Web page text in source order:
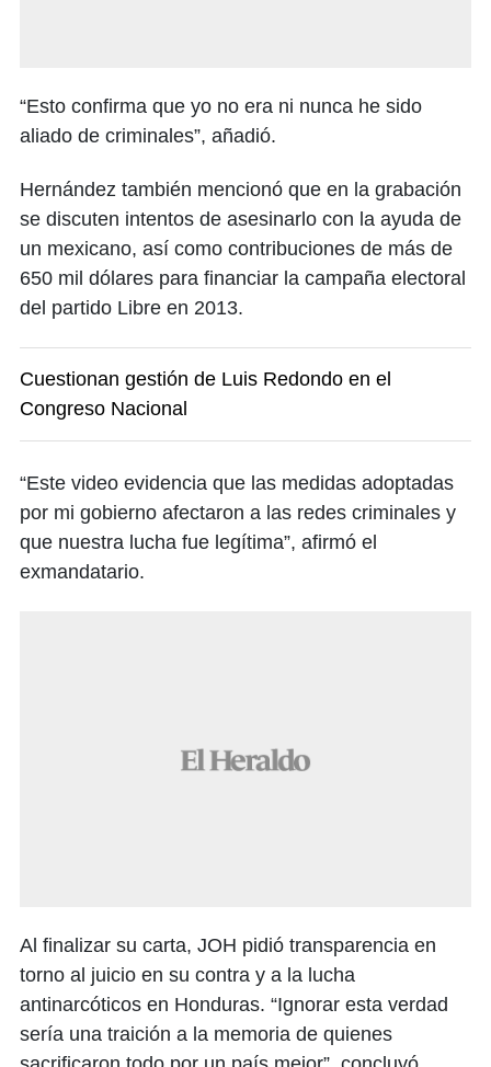
“Esto confirma que yo no era ni nunca he sido
aliado de criminales”, añadió.
Hernández también mencionó que en la grabación
se discuten intentos de asesinarlo con la ayuda de
un mexicano, así como contribuciones de más de
650 mil dólares para financiar la campaña electoral
del partido Libre en 2013.
Cuestionan gestión de Luis Redondo en el
Congreso Nacional
“Este video evidencia que las medidas adoptadas
por mi gobierno afectaron a las redes criminales y
que nuestra lucha fue legítima”, afirmó el
exmandatario.
Al finalizar su carta, JOH pidió transparencia en
torno al juicio en su contra y a la lucha
antinarcóticos en Honduras. “Ignorar esta verdad
sería una traición a la memoria de quienes